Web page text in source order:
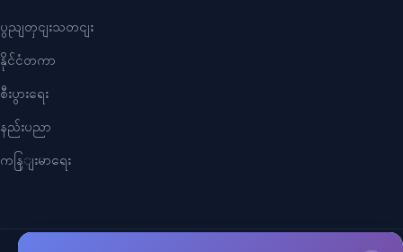
ပွညျတှငျးသတငျး
နိုင်ငံတကာ
စီးပွားရေး
နည်းပညာ
ကနြျးမာရေး